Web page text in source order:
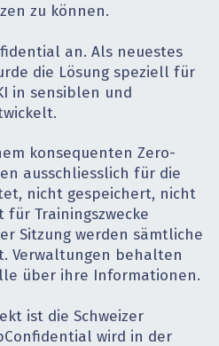
zu können.
an. Als neuestes
die Lösung speziell für
in sensiblen und
konsequenten Zero-
ausschliesslich für die
nicht gespeichert, nicht
Trainingszwecke
Sitzung werden sämtliche
Verwaltungen behalten
über ihre Informationen.
ist die Schweizer
wird in der